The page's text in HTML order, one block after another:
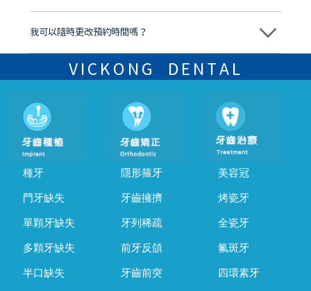
可以。維港口腔會按照當日匯率轉算收取費用，而匯率會及時告知客人
我可以隨時更改預約時間嗎？
可以，請盡早通過wechat或whatsapp聯絡我們，告知我們你原本預約
的時間及資料，並且重新預約的日期及時段
VICKONG DENTAL
種牙
門牙缺失
單顆牙缺失
多顆牙缺失
半口缺失
隱形箍牙
牙齒擁擠
牙列稀疏
前牙反頜
牙齒前突
美容冠
烤瓷牙
全瓷牙
氟斑牙
四環素牙